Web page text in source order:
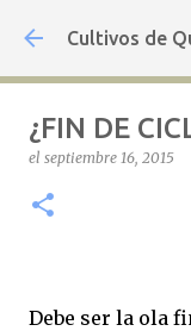
Ir
Cultivos de
¿FIN DE
el septiembre 16, 2015
Debe ser la ola